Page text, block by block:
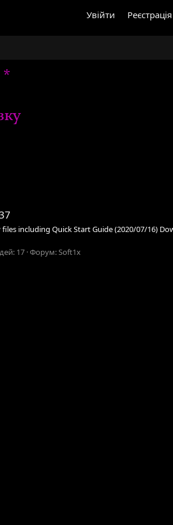
Увійти Реєстрація
including Quick Start Guide (2020/07/16)
17 Форум:Soft1x